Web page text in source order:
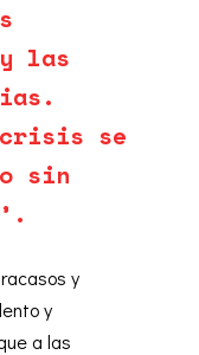
las
crisis se
sin
y
y
a las